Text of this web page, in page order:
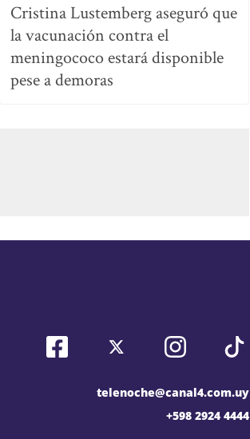
Cristina Lustemberg aseguró que
la vacunación contra el
meningococo estará disponible
pese a demoras
telenoche@canal4.com.uy
+598 2924 4444